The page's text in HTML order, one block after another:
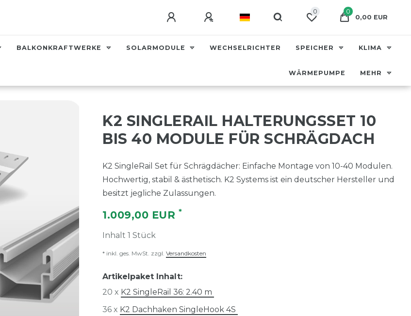
0
0
0,00 EUR
BALKONKRAFTWERKE SOLARMODULE WECHSELRICHTER SPEICHER KLIMA
WÄRMEPUMPE MEHR
K2 SINGLERAIL HALTERUNGSSET 10
BIS 40 MODULE FÜR SCHRÄGDACH
K2 SingleRail Set für Schrägdächer: Einfache Montage von 10-40 Modulen.
Hochwertig, stabil & ästhetisch. K2 Systems ist ein deutscher Hersteller und
besitzt jegliche Zulassungen.
1.009,00 EUR *
Inhalt 1 Stück
* inkl. ges. MwSt. zzgl. Versandkosten
Artikelpaket Inhalt:
20 x K2 SingleRail 36: 2.40 m
36 x K2 Dachhaken SingleHook 4S